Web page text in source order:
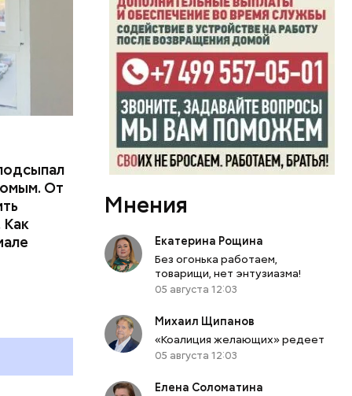
От
Мнения
Екатерина Рощина
Без огонька работаем,
товарищи, нет энтузиазма!
05 августа 12:03
Михаил Щипанов
«Коалиция желающих» редеет
05 августа 12:03
Елена Соломатина